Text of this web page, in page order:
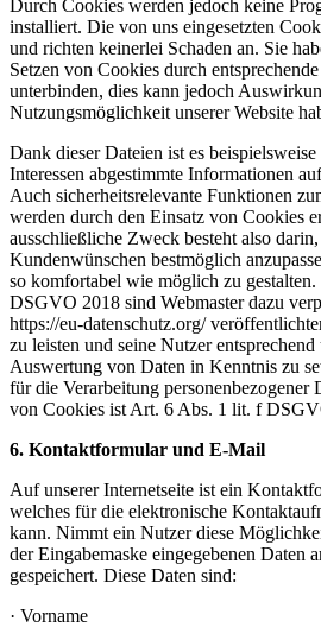
Durch Cookies werden jedoch keine
installiert. Die von uns eingesetzten
und richten keinerlei Schaden an. Sie
Setzen von Cookies durch
unterbinden, dies kann jedoch
Nutzungsmöglichkeit unserer Website
Dank dieser Dateien ist es
Interessen abgestimmte Informationen
Auch sicherheitsrelevante Funktionen
werden durch den Einsatz von Cookies
ausschließliche Zweck besteht also
Kundenwünschen bestmöglich
so komfortabel wie möglich zu
DSGVO 2018 sind Webmaster dazu
https://eu-datenschutz.org/
zu leisten und seine Nutzer
Auswertung von Daten in Kenntnis zu
für die Verarbeitung personenbezogener
von Cookies ist Art. 6 Abs. 1 lit. f
6. Kontaktformular und E-Mail
Auf unserer Internetseite ist ein
welches für die elektronische
kann. Nimmt ein Nutzer diese
der Eingabemaske eingegebenen Daten
gespeichert. Diese Daten sind:
· Vorname